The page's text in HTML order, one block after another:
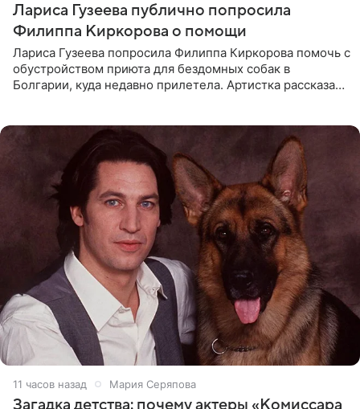
Лариса Гузеева публично попросила
Филиппа Киркорова о помощи
Лариса Гузеева попросила Филиппа Киркорова помочь с
обустройством приюта для бездомных собак в
Болгарии, куда недавно прилетела. Артистка рассказала
11 часов назад Мария Серяпова
Загадка детства: почему актеры «Комиссара